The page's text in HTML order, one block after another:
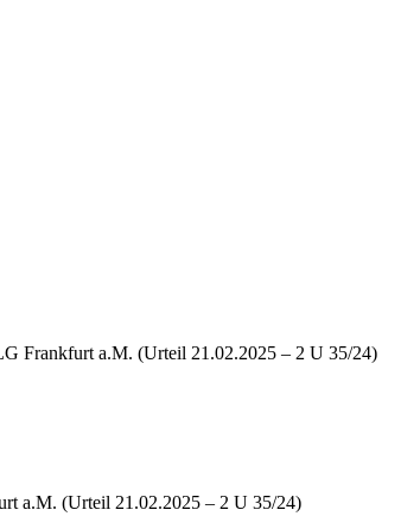
Frankfurt a.M. (Urteil 21.02.2025 – 2 U 35/24)
a.M. (Urteil 21.02.2025 – 2 U 35/24)